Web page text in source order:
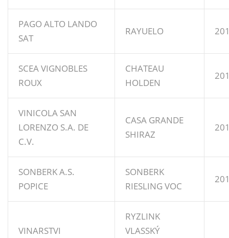
PAGO ALTO LANDO
SAT
RAYUELO
SCEA VIGNOBLES
ROUX
CHATEAU
HOLDEN
VINICOLA SAN
LORENZO S.A. DE
C.V.
CASA GRANDE
SHIRAZ
SONBERK A.S.
POPICE
SONBERK
RIESLING VOC
VINARSTVI
RYZLINK
VLASSKÝ